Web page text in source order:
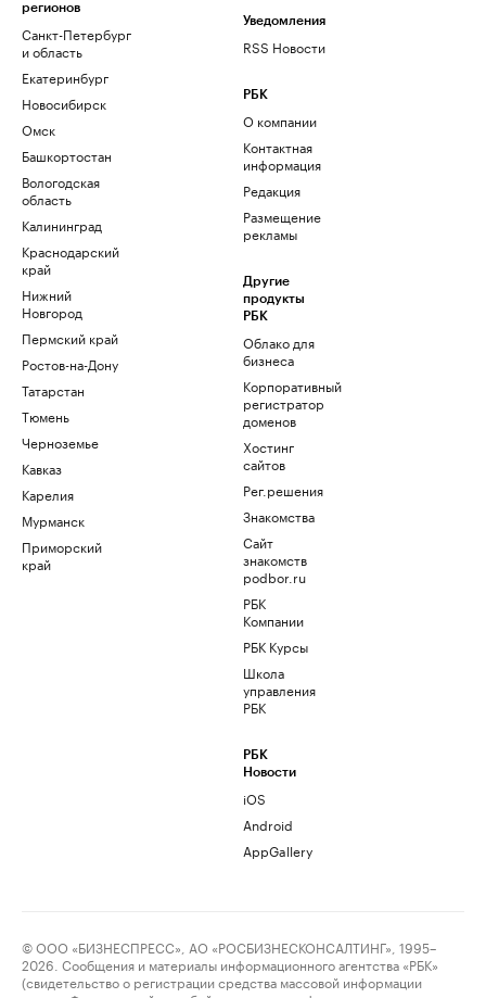
регионов
Санкт-Петербург
и область
Екатеринбург
Новосибирск
Омск
Башкортостан
Вологодская
область
Калининград
Краснодарский
край
Нижний
Новгород
Пермский край
Ростов-на-Дону
Татарстан
Тюмень
Черноземье
Кавказ
Карелия
Мурманск
Приморский
край
Уведомления
RSS Новости
РБК
О компании
Контактная
информация
Редакция
Размещение
рекламы
Другие
продукты
РБК
Облако для
бизнеса
Корпоративный
регистратор
доменов
Хостинг
сайтов
Рег.решения
Знакомства
Сайт
знакомств
podbor.ru
РБК
Компании
РБК Курсы
Школа
управления
РБК
РБК
Новости
iOS
Android
AppGallery
© ООО «БИЗНЕСПРЕСС», АО «РОСБИЗНЕСКОНСАЛТИНГ», 1995–
2026. Сообщения и материалы информационного агентства «РБК»
(свидетельство о регистрации средства массовой информации